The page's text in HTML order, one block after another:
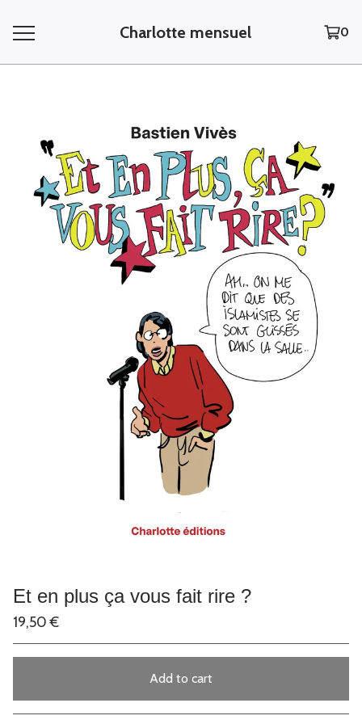
Charlotte mensuel 0
Et en plus ça vous fait rire ?
19,50€
Add to cart